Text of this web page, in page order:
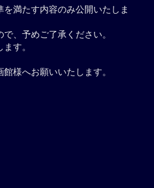
満たす内容のみ公開いたしま
、予めご了承ください。
す。
様へお願いいたします。